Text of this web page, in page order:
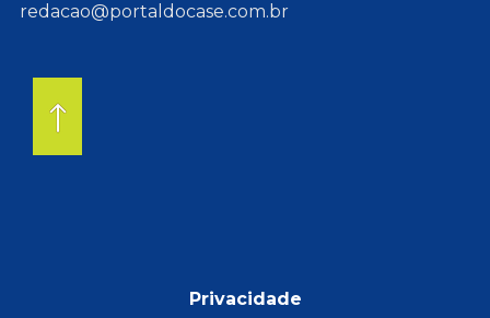
redacao@portaldocase.com.br
Privacidade